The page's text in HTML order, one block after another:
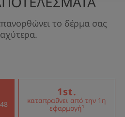
το δέρμα σας
1st.
καταπραΰνει από την 1η
εφαρμογή¹